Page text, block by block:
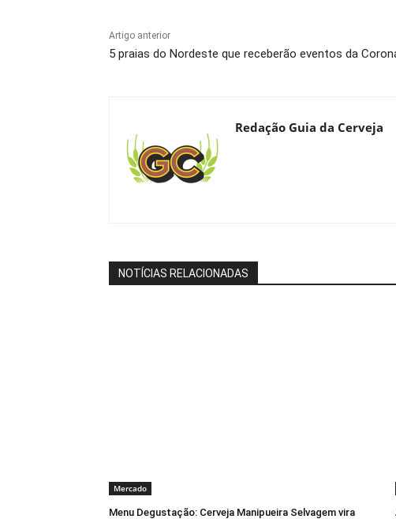
Artigo anterior
5 praias do Nordeste que receberão eventos da
Redação Guia da Cerveja
NOTÍCIAS RELACIONADAS
Mercado
Menu Degustação: Cerveja Manipueira Selvagem vira